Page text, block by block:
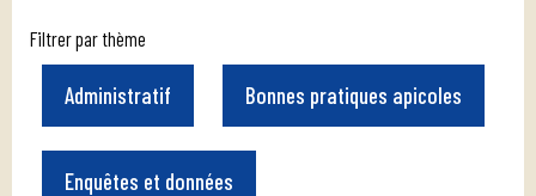
Filtrer par thème
Administratif Bonnes pratiques apicoles
Enquêtes et données